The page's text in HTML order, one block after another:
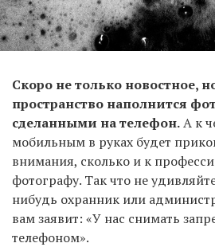
Скоро не только новостное,
пространство наполнится
сделанными на телефон.А к
мобильным в руках будет
внимания, сколько и к
фотографу. Так что не
нибудь охранник или
вам заявит: «У нас снимать
телефоном».